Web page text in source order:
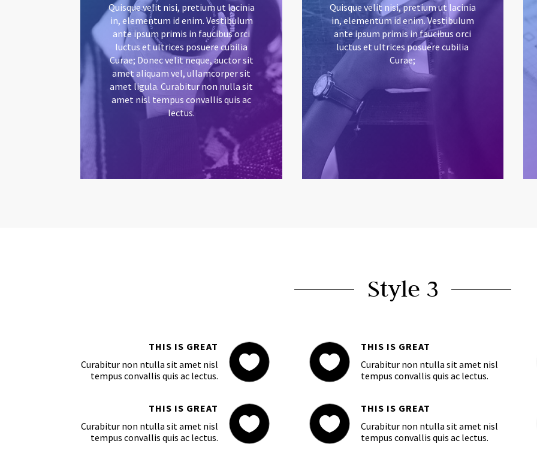
Quisque velit nisi, pretium ut lacinia
in, elementum id enim. Vestibulum
ante ipsum primis in faucibus orci
luctus et ultrices posuere cubilia
Curae; Donec velit neque, auctor sit
amet aliquam vel, ullamcorper sit
amet ligula. Curabitur non nulla sit
amet nisl tempus convallis quis ac
lectus.
Quisque velit nisi, pretium ut lacinia
in, elementum id enim. Vestibulum
ante ipsum primis in faucibus orci
luctus et ultrices posuere cubilia
Curae;
Style 3

THIS IS GREAT
Curabitur non ntulla sit amet nisl
tempus convallis quis ac lectus.

THIS IS GREAT
Curabitur non ntulla sit amet nisl
tempus convallis quis ac lectus.

THIS IS GREAT
Curabitur non ntulla sit amet nisl
tempus convallis quis ac lectus.

THIS IS GREAT
Curabitur non ntulla sit amet nisl
tempus convallis quis ac lectus.